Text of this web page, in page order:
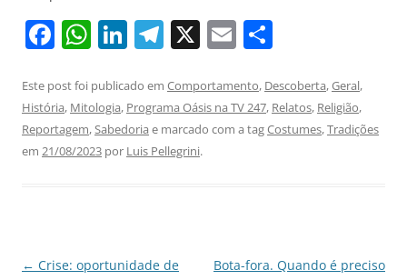
F
c
e
b
W
at
s
A
Li
k
e
dI
T
e
gr
a
X E
ai
l
ar
e
Este post foi publicado em Comportamento, Descoberta,Geral,
História, Mitologia, Programa Oásis na TV 247, Relatos, Religião,
Reportagem,Sabedoria e marcado com a tagCostumes,Tradições
em 21/08/2023 por Luis Pellegrini.
Navegação
← Crise: oportunidade de
Bota-fora. Quando é preciso